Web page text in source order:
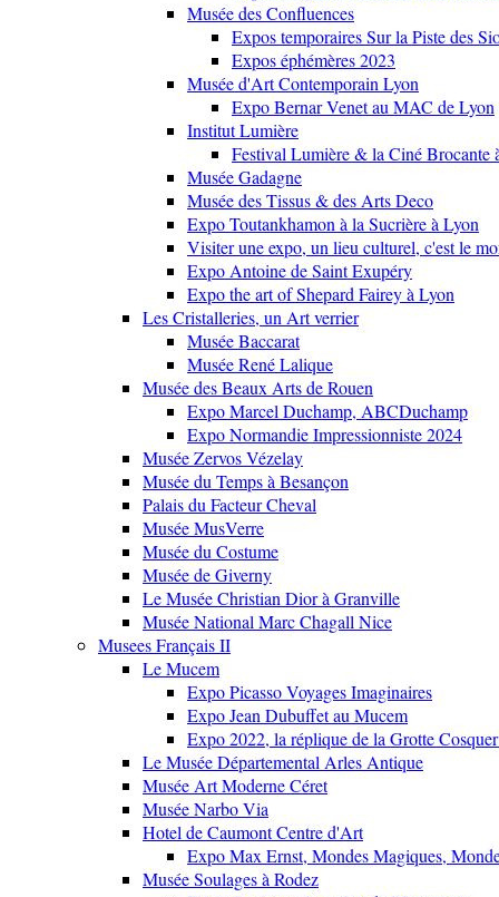
Musée des Confluences
Expos temporaires Sur la Piste des
Expos éphémères 2023
Musée d'Art Contemporain Lyon
Expo Bernar Venet au MAC de Lyon
Institut Lumière
Festival Lumière & la Ciné Brocante
Musée Gadagne
Musée des Tissus & des Arts Deco
Expo Toutankhamon à la Sucrière à Lyon
Visiter une expo, un lieu culturel, c'est le
Expo Antoine de Saint Exupéry
Expo the art of Shepard Fairey à Lyon
Les Cristalleries, un Art verrier
Musée Baccarat
Musée René Lalique
Musée des Beaux Arts de Rouen
Expo Marcel Duchamp, ABCDuchamp
Expo Normandie Impressionniste 2024
Musée Zervos Vézelay
Musée du Temps à Besançon
Palais du Facteur Cheval
Musée MusVerre
Musée du Costume
Musée de Giverny
Le Musée Christian Dior à Granville
Musée National Marc Chagall Nice
Musees Français II
Le Mucem
Expo Picasso Voyages Imaginaires
Expo Jean Dubuffet au Mucem
Expo 2022, la réplique de la Grotte
Le Musée Départemental Arles Antique
Musée Art Moderne Céret
Musée Narbo Via
Hotel de Caumont Centre d'Art
Expo Max Ernst, Mondes Magiques,
Musée Soulages à Rodez